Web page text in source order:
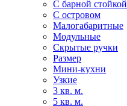
С барной стойкой
С островом
Малогабаритные
Модульные
Скрытые ручки
Размер
Мини-кухни
Узкие
3 кв. м.
5 кв. м.